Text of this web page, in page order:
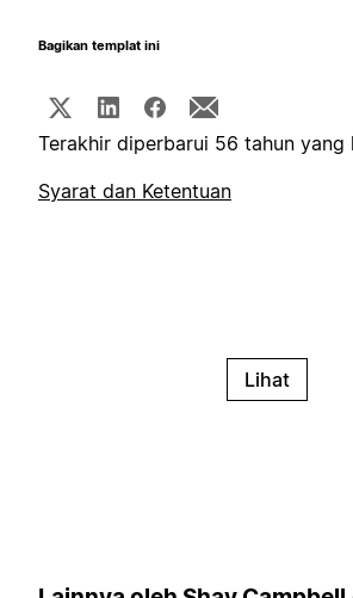
Bagikan templat ini
Terakhir diperbarui 56 tahun yang
Syarat dan Ketentuan
Lihat